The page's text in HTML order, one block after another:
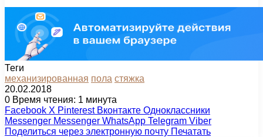
Теги
механизированная пола стяжка
20.02.2018
0 Время чтения: 1 минута
Facebook X Pinterest Вконтакте Одноклассники
Messenger Messenger WhatsApp Telegram Viber
Поделиться через электронную почту Печатать